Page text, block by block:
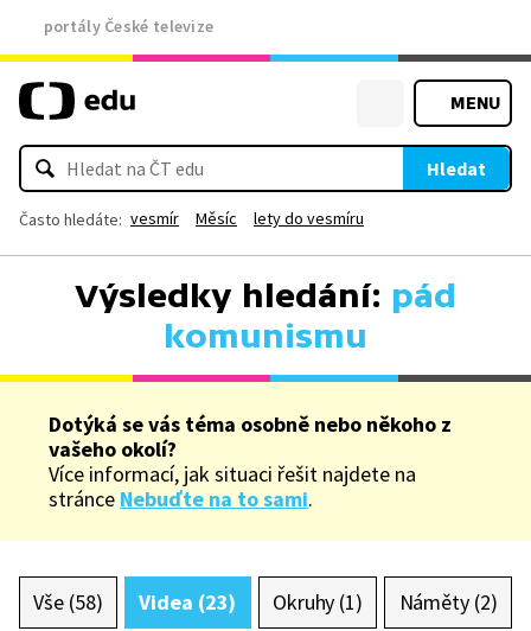
portály České televize
MENU
Hledat
Často hledáte: vesmír Měsíc lety do vesmíru
Výsledky hledání: pád
komunismu
Dotýká se vás téma osobně nebo někoho z
vašeho okolí?
Více informací, jak situaci řešit najdete na
stránce Nebuďte na to sami.
Vše (58) Videa (23) Okruhy (1) Náměty (2)